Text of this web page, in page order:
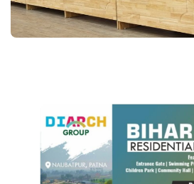
Social – Viral
English